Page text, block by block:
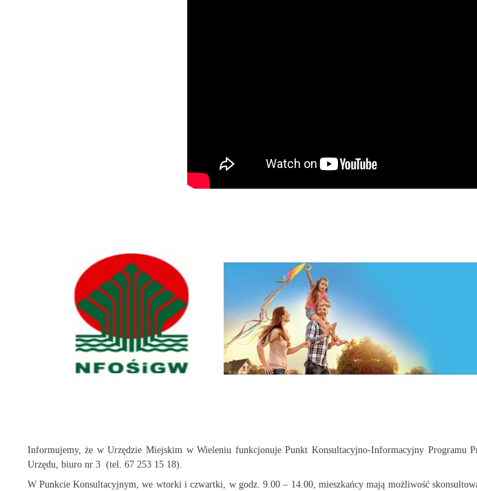
Informujemy, że w Urzędzie Miejskim w Wieleniu funkcjonuje Punkt Konsultacyjno-Informacyjny Programu
Urzędu, biuro nr 3 (tel. 67 253 15 18).
W Punkcie Konsultacyjnym, we wtorki i czwartki, w godz. 9.00 – 14.00, mieszkańcy mają możliwość